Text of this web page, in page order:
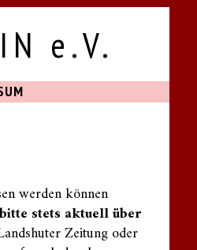
e.V.
werden können
stets aktuell über
Zeitung oder